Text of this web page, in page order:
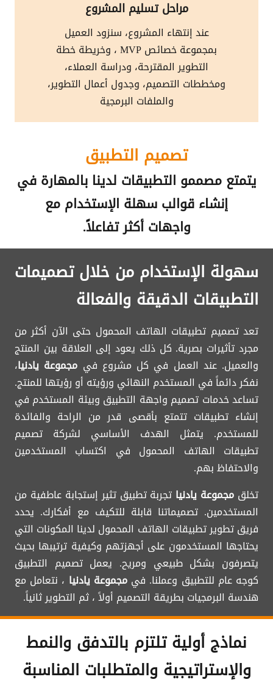
مراحل تسليم المشروع
عند إنتهاء المشروع، سنزود العميل
بمجموعة خصائص MVP ، وخريطة خطة
التطوير المقترحة، ودراسة العملاء،
ومخططات التصميم، وجدول أعمال التطوير،
والملفات البرمجية
تصميم التطبيق
يتمتع مصممو التطبيقات لدينا بالمهارة في
إنشاء قوالب سهلة الإستخدام مع
واجهات أكثر تفاعلاً.
سهولة الإستخدام من خلال تصميمات
التطبيقات الدقيقة والفعالة
تعد تصميم تطبيقات الهاتف المحمول حتى الآن أكثر من
مجرد تأثيرات بصرية. كل ذلك يعود إلى العلاقة بين المنتج
والعميل. عند العمل في كل مشروع في مجموعة يادنيا،
نفكر دائماً في المستخدم النهائي ورؤيته أو رؤيتها للمنتج.
تساعد خدمات تصميم واجهة التطبيق وبيئة المستخدم في
إنشاء تطبيقات تتمتع بأقصى قدر من الراحة والفائدة
للمستخدم. يتمثل الهدف الأساسي لشركة تصميم
تطبيقات الهاتف المحمول في اكتساب المستخدمين
والاحتفاظ بهم.
تخلق مجموعة يادنيا تجربة تطبيق تثير إستجابة عاطفية من
المستخدمين. تصميماتنا قابلة للتكيف مع أفكارك. يحدد
فريق تطوير تطبيقات الهاتف المحمول لدينا المكونات التي
يحتاجها المستخدمون على أجهزتهم وكيفية ترتيبها بحيث
يتصرفون بشكل طبيعي ومريح. يعمل تصميم التطبيق
كوجه عام للتطبيق وعملنا. فيمجموعة يادنيا ، نتعامل مع
هندسة البرمجيات بطريقة التصميم أولاً ، ثم التطوير ثانياً.
نماذج أولية تلتزم بالتدفق والنمط
والإستراتيجية والمتطلبات المناسبة